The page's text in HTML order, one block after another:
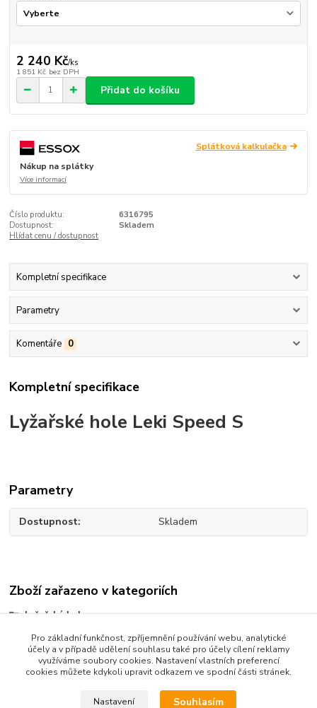
2 240 Kč/ks
1 851 Kč bez DPH
Přidat do košíku
Splátková kalkulačka
Nákup na splátky
Více informací
Číslo produktu:
6316795
Dostupnost:
Skladem
Hlídat cenu / dostupnost
Kompletní specifikace
Parametry
Komentáře 0
Kompletní specifikace
Lyžařské hole Leki Speed S
Parametry
Dostupnost Skladem
Zboží zařazeno v kategoriích
Lyžařské hole
Kozlovská 3214/15b Přerov 75002
Pro základní funkčnost, zpříjemnění používání webu, analytické
účely a v případě udělení souhlasu také pro účely cílení reklamy
využíváme soubory cookies. Nastavení vlastních preferencí
cookies můžete kdykoli upravit odkazem ve spodní části stránek.
Nastavení Souhlasím